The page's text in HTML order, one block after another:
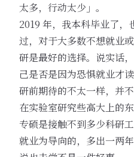
太多，行动太少」。
2019 年，我本科毕业了
过，对于大多数不想就业
研是最好的选择。说实话
己是否是因为恐惧就业才
研前期待的不太一样，并
在实验室研究些高大上的
专硕是接触不到多少科研
就业为导向的，多出一两